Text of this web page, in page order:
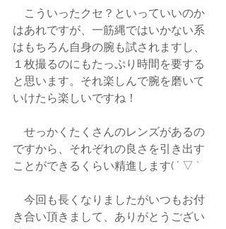
こういったクセ？といっていいのか
はあれですが、一筋縄ではいかない系
はもちろん自身の腕も試されますし、
１枚撮るのにもたっぷり時間を要する
と思います。それ楽しんで腕を磨いて
いけたら楽しいですね！
せっかくたくさんのレンズがあるの
ですから、それぞれの良さを引き出す
ことができるくらい精進します( ´ ▽ `
今回も長くなりましたがいつもお付
き合い頂きまして、ありがとうござい